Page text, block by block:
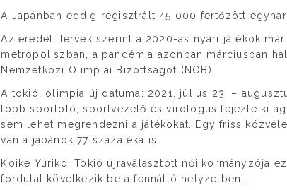
A Japánban eddig regisztrált 45 000 fertőzött
Az eredeti tervek szerint a 2020-as nyári játékok
metropoliszban, a pandémia azonban márciusban
Nemzetközi Olimpiai Bizottságot (NOB).
A tokiói olimpia új dátuma: 2021. július 23. –
több sportoló, sportvezető és virológus fejezte ki
sem lehet megrendezni a játékokat. Egy friss
van a japánok 77 százaléka is.
Koike Yuriko, Tokió újraválasztott női kormányzója
fordulat következik be a fennálló helyzetben .